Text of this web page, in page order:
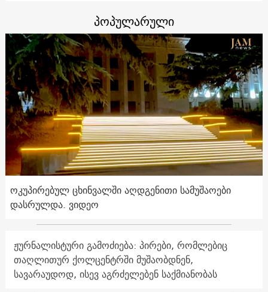
პოპულარული
ოკუპირებულ ცხინვალში აღდგენითი სამუშაოები
დასრულდა. ვიდეო
ჟურნალისტური გამოძიება: პირები, რომლებიც
თაღლითურ ქოლცენტრში მუშაობდნენ,
სავარაუდოდ, ისევ აგრძელებენ საქმიანობას